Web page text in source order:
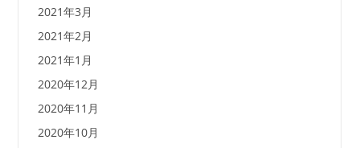
2021年3月
2021年2月
2021年1月
2020年12月
2020年11月
2020年10月